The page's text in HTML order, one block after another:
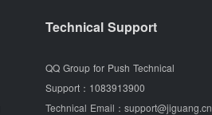
Technical Support
QQ Group for Push Technical
Support： 1083913900
Technical Email： support@jiguang.cn